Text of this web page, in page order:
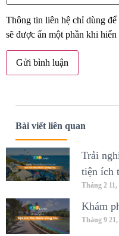
Thông tin liên hệ chỉ dùng
sẽ được ẩn một phần khi
Bài viết liên quan
Trải
tiện ích
Tháng 2 11,
Khám
Tháng 9 21,